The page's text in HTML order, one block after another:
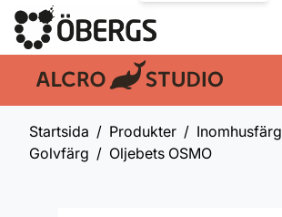
En del av:
Startsida Produkter
Inomhusfärg
Golvfärg
Oljebets OSMO